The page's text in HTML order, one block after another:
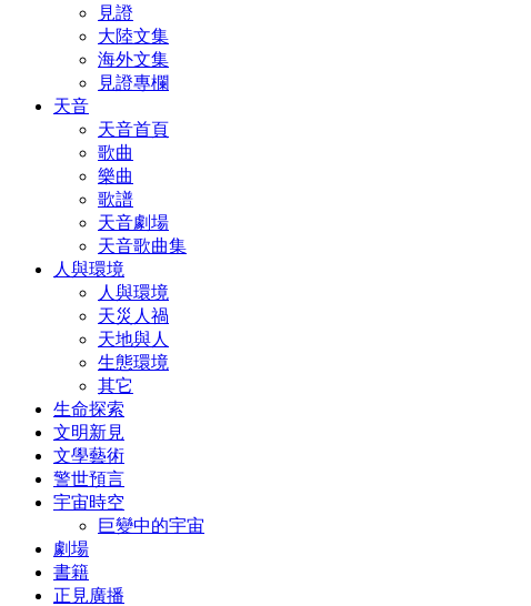
見證
大陸文集
海外文集
見證專欄
天音
天音首頁
歌曲
樂曲
歌譜
天音劇場
天音歌曲集
人與環境
人與環境
天災人禍
天地與人
生態環境
其它
生命探索
文明新見
文學藝術
警世預言
宇宙時空
巨變中的宇宙
劇場
書籍
正見廣播